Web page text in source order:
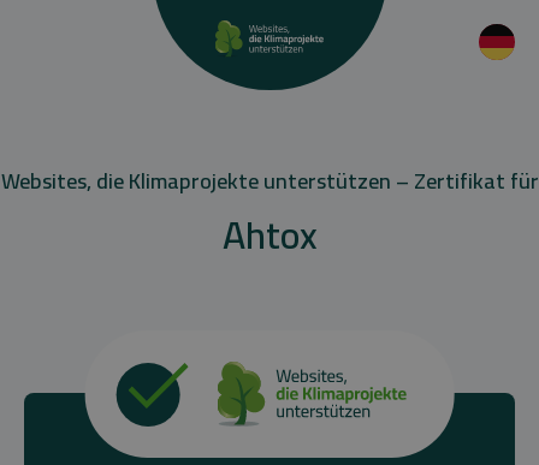
Websites, die Klimaprojekte unterstützen – Zertifikat für
Ahtox